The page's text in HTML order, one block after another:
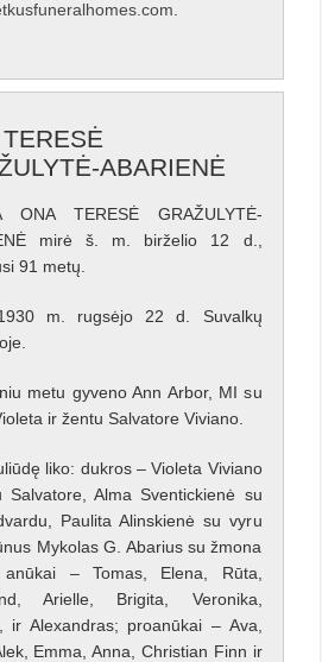
ABARIENĖ
TERESĖ GRAŽULYTĖ-
mirė š. m. birželio 12 d.,
91 metų.
m. rugsėjo 22 d. Suvalkų
metu gyveno Ann Arbor, MI su
ir žentu Salvatore Viviano.
liko: dukros – Violeta Viviano
Salvatore, Alma Sventickienė su
Paulita Alinskienė su vyru
Mykolas G. Abarius su žmona
anūkai – Tomas, Elena, Rūta,
Arielle, Brigita, Veronika,
ir Alexandras; proanūkai – Ava,
Emma, Anna, Christian Finn ir